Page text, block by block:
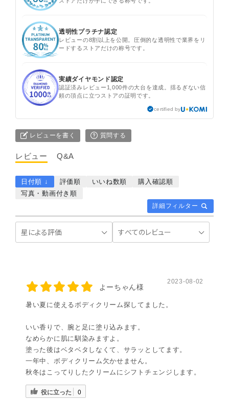
透明性プラチナ認定
レビューの8割以上を公開。圧倒的な透明性で業界をリ
ードするストアだけの称号です。
実績ダイヤモンド認定
認証済みレビュー1,000件の大台を達成。揺るぎない信
頼の頂点に立つストアの証明です。
certified by
レビューを書く 質問する
レビュー Q&A
詳細フィルター
日付順 ↓ 評価順 いいね数順
購入確認順
写真・動画付き順
よーちゃん様
2023-08-02
暑い夏に使えるボディクリーム探してました。
いい香りで、腕と足に塗り込みます。
なめらかに肌に馴染みますよ。
塗った後はベタベタしなくて、サラッとしてます。
一年中、ボディクリーム欠かせません。
秋冬はこってりしたクリームにシフトチェンジします。
役に立った 0